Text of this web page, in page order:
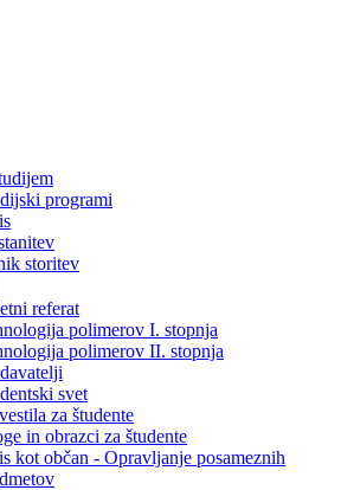
programi
storitev
referat
polimerov I. stopnja
polimerov II. stopnja
svet
za študente
in obrazci za študente
kot občan - Opravljanje posameznih